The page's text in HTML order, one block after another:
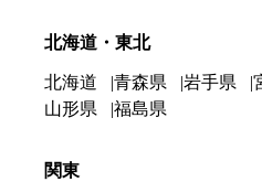
北海道・東北
北海道 青森県 岩手県
山形県
福島県
関東